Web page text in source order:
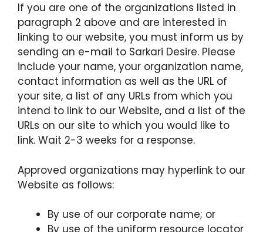
If you are one of the organizations listed in
paragraph 2 above and are interested in
linking to our website, you must inform us by
sending an e-mail to Sarkari Desire. Please
include your name, your organization name,
contact information as well as the URL of
your site, a list of any URLs from which you
intend to link to our Website, and a list of the
URLs on our site to which you would like to
link. Wait 2-3 weeks for a response.
Approved organizations may hyperlink to our
Website as follows:
By use of our corporate name; or
By use of the uniform resource locator